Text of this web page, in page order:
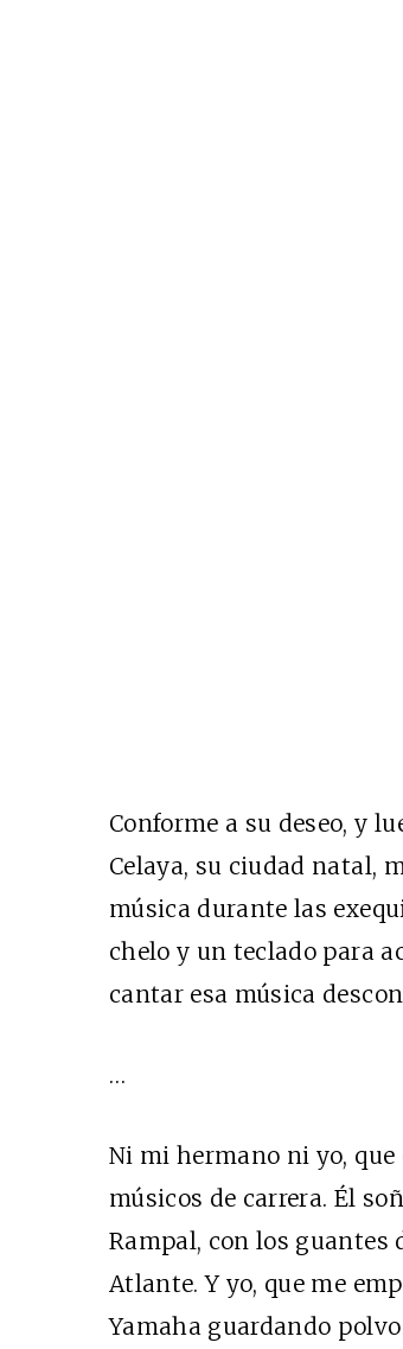
Conforme a su deseo, y
Celaya, su ciudad natal,
música durante las
chelo y un teclado para
cantar esa música
…
Ni mi hermano ni yo,
músicos de carrera. Él
Rampal, con los guantes
Atlante. Y yo, que me
Yamaha guardando